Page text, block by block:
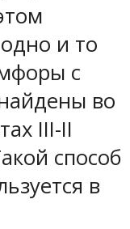
и то
с
во
ІІІ-ІІ
способ
в